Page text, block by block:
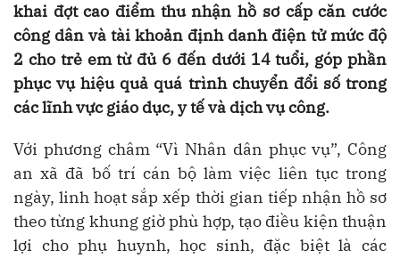
khai đợt cao điểm thu nhận hồ sơ cấp căn cước
công dân và tài khoản định danh điện tử mức độ
2 cho trẻ em từ đủ 6 đến dưới 14 tuổi, góp phần
phục vụ hiệu quả quá trình chuyển đổi số trong
các lĩnh vực giáo dục, y tế và dịch vụ công.
Với phương châm “Vì Nhân dân phục vụ”, Công
an xã đã bố trí cán bộ làm việc liên tục trong
ngày, linh hoạt sắp xếp thời gian tiếp nhận hồ sơ
theo từng khung giờ phù hợp, tạo điều kiện thuận
lợi cho phụ huynh, học sinh, đặc biệt là các